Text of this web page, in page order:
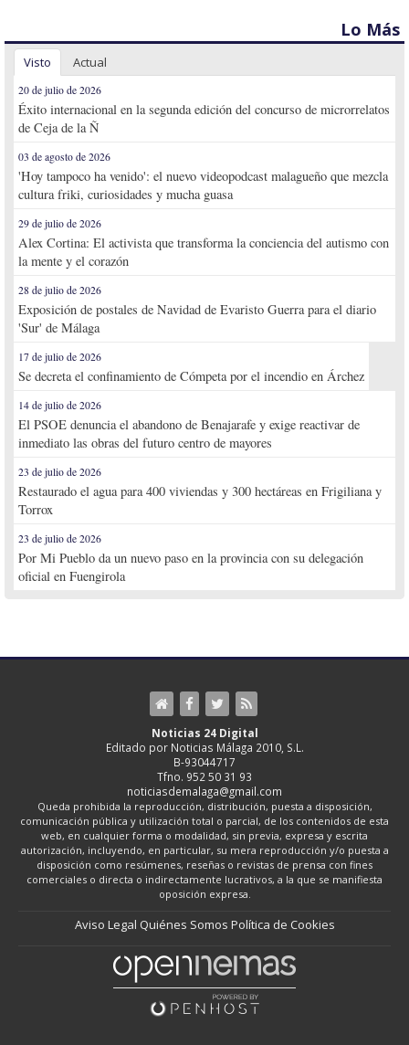
Lo Más
Visto Actual
20 de julio de 2026
Éxito internacional en la segunda edición del concurso de microrrelatos
de Ceja de la Ñ
03 de agosto de 2026
'Hoy tampoco ha venido': el nuevo videopodcast malagueño que mezcla
cultura friki, curiosidades y mucha guasa
29 de julio de 2026
Alex Cortina: El activista que transforma la conciencia del autismo con
la mente y el corazón
28 de julio de 2026
Exposición de postales de Navidad de Evaristo Guerra para el diario
'Sur' de Málaga
17 de julio de 2026
Se decreta el confinamiento de Cómpeta por el incendio en Árchez
14 de julio de 2026
El PSOE denuncia el abandono de Benajarafe y exige reactivar de
inmediato las obras del futuro centro de mayores
23 de julio de 2026
Restaurado el agua para 400 viviendas y 300 hectáreas en Frigiliana y
Torrox
23 de julio de 2026
Por Mi Pueblo da un nuevo paso en la provincia con su delegación
oficial en Fuengirola
Noticias 24 Digital
Editado por Noticias Málaga 2010, S.L.
B-93044717
Tfno. 952 50 31 93
noticiasdemalaga@gmail.com
Queda prohibida la reproducción, distribución, puesta a disposición,
comunicación pública y utilización total o parcial, de los contenidos de esta
web, en cualquier forma o modalidad, sin previa, expresa y escrita
autorización, incluyendo, en particular, su mera reproducción y/o puesta a
disposición como resúmenes, reseñas o revistas de prensa con fines
comerciales o directa o indirectamente lucrativos, a la que se manifiesta
oposición expresa.
Aviso Legal Quiénes Somos Política de Cookies